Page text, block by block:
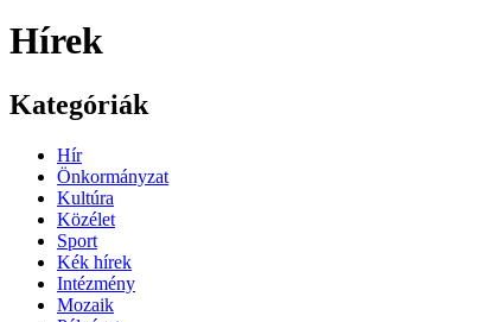
Hírek
Kategóriák
Hír
Önkormányzat
Kultúra
Közélet
Sport
Kék hírek
Intézmény
Mozaik